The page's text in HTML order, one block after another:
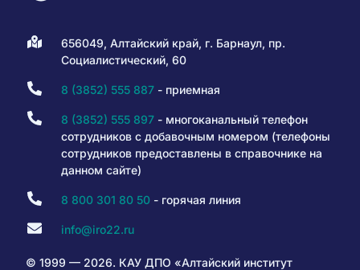
656049, Алтайский край, г. Барнаул, пр.
Социалистический, 60
8 (3852) 555 887- приемная
8 (3852) 555 897- многоканальный телефон
сотрудников с добавочным номером (телефоны
сотрудников предоставлены в справочнике на
данном сайте)
8 800 301 80 50- горячая линия
info@iro22.ru
© 1999 — 2026. КАУ ДПО «Алтайский институт